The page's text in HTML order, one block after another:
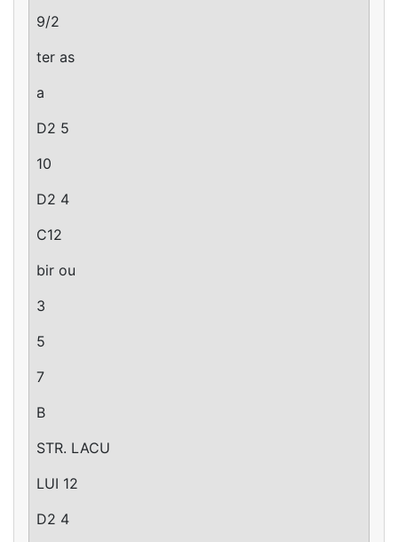
9/2
ter as
a
D2 5
10
D2 4
C12
bir ou
3
5
7
B
STR. LACU
LUI 12
D2 4